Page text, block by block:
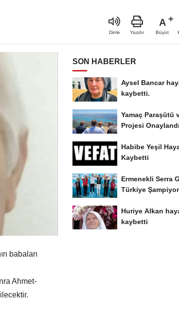
Dinle Yazdır
A
Büyüt
babaları
Ahmet-
SON HABERLER
Aysel Bancar
kaybetti.
Yamaç Paraşütü
Projesi Onaylandı
Habibe Yeşil
Kaybetti
Ermenekli Serra
Türkiye
Huriye Alkan
kaybetti